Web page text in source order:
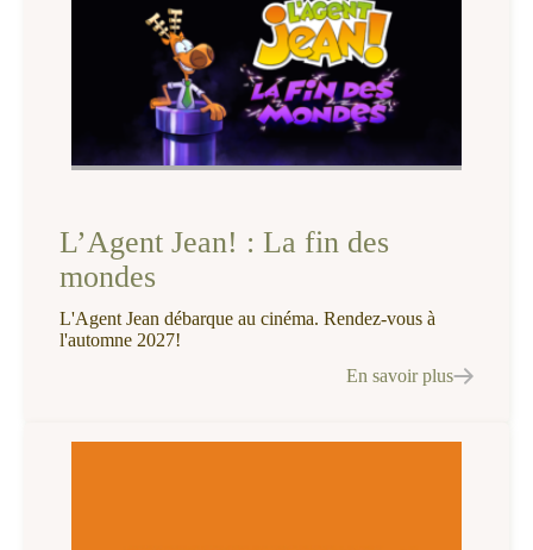
L’Agent Jean! : La fin des
mondes
L'Agent Jean débarque au cinéma. Rendez-vous à
l'automne 2027!
En savoir plus